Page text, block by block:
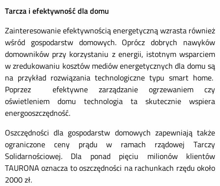
Tarcza i efektywność dla domu
Zainteresowanie efektywnością energetyczną wzrasta również
wśród gospodarstw domowych. Oprócz dobrych nawyków
domowników przy korzystaniu z energii, istotnym wsparciem
w zredukowaniu kosztów mediów energetycznych dla domu są
na przykład rozwiązania technologiczne typu smart home.
Poprzez efektywne zarządzanie ogrzewaniem czy
oświetleniem domu technologia ta skutecznie wspiera
energooszczędność.
Oszczędności dla gospodarstw domowych zapewniają także
ograniczone ceny prądu w ramach rządowej Tarczy
Solidarnościowej. Dla ponad pięciu milionów klientów
TAURONA oznacza to oszczędności na rachunkach rzędu około
2000 zł.